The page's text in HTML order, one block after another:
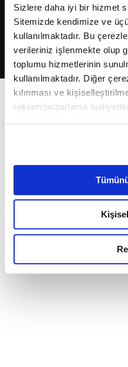
Sizlere daha iyi bir hizmet
Sitemizde kendimize ve
kullanılmaktadır. Bu
verileriniz işlenmekte olup
toplumu hizmetlerinin
kullanılmaktadır. Diğer
kılınması ve
reklam/pazarlama
belirleyebilirsiniz.
Ayarlar butonuna
Metnimizi ziyaret
6698 sayılı Kişisel Verilerin
okumak ve sitemizi
gerçekleştirilen veri işleme
detaylı bilgi almak için
2026Fikriyat. Tüm hakları